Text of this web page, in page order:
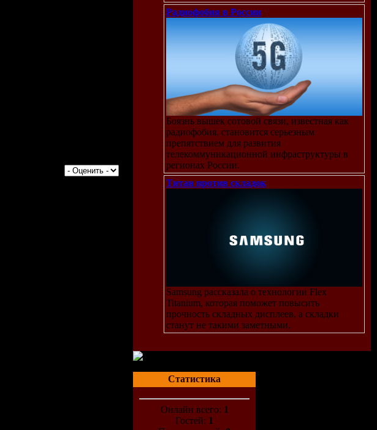
Радиофобия в России
Боязнь вышек сотовой связи, известная как
радиофобия, становится серьезным
препятствием для развития
телекоммуникационной инфраструктуры в
регионах России.
Титан против складок
Samsung рассказала о технологии Flex
Titanium, которая поможет повысить
прочность складных дисплеев, а складки
станут не такими заметными.
Статистика
Онлайн всего: 1
Гостей: 1